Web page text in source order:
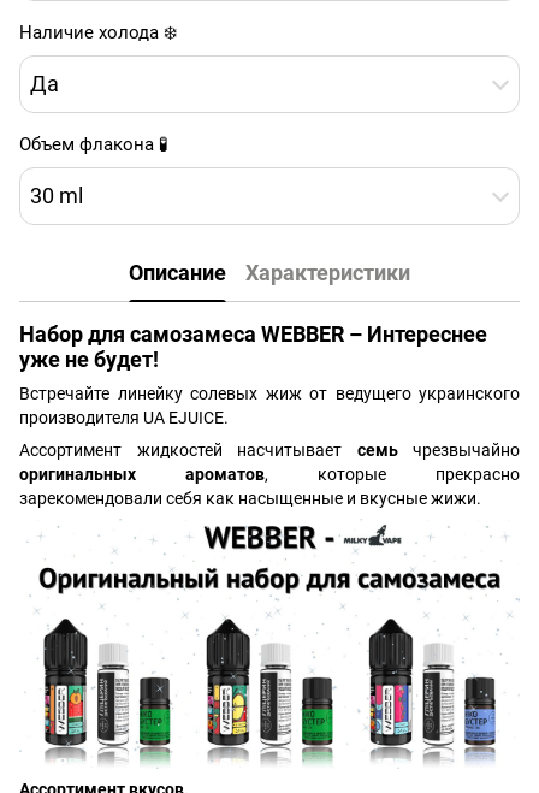
Наличие холода ❄️
Да
Объем флакона 🧪
30 ml
Описание Характеристики
Набор для самозамеса WEBBER – Интереснее
уже не будет!
Встречайте линейку солевых жиж от ведущего украинского
производителя UA EJUICE.
Ассортимент жидкостей насчитывает семь чрезвычайно
оригинальных ароматов, которые прекрасно
зарекомендовали себя как насыщенные и вкусные жижи.